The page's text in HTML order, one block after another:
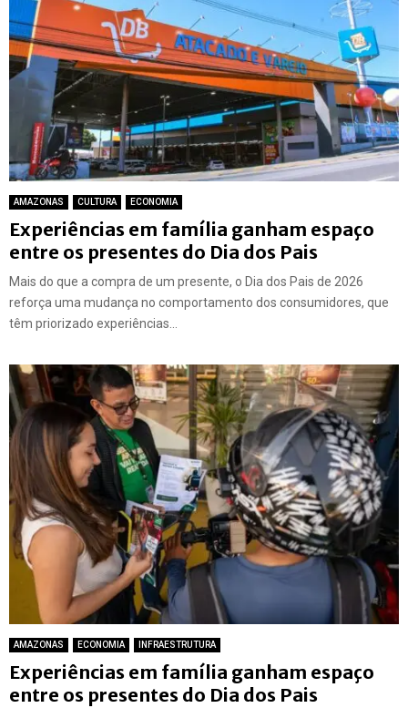
AMAZONAS CULTURA ECONOMIA
Experiências em família ganham espaço
entre os presentes do Dia dos Pais
Mais do que a compra de um presente, o Dia dos Pais de 2026
reforça uma mudança no comportamento dos consumidores, que
têm priorizado experiências...
AMAZONAS ECONOMIA INFRAESTRUTURA
Experiências em família ganham espaço
entre os presentes do Dia dos Pais